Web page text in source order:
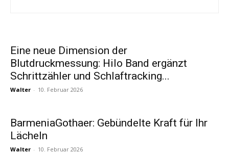
Eine neue Dimension der
Blutdruckmessung: Hilo Band ergänzt
Schrittzähler und Schlaftracking...
Walter - 10. Februar 2026
BarmeniaGothaer: Gebündelte Kraft für Ihr
Lächeln
Walter - 10. Februar 2026